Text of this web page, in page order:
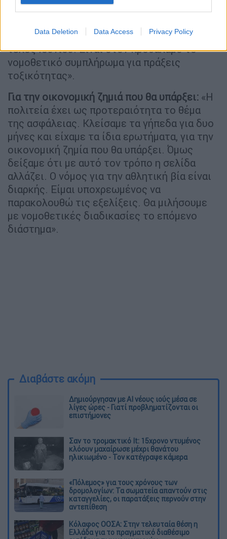
Data Deletion Data Access Privacy Policy
Για να μη ξαναζήσουμε ανάλογες στιγμές:
δυνατότητα και τη βούληση. Θα έρθει νόμος
τέλος Ιουνίου. Είναι στον προθάλαμο το
νομοθετικό συμπλήρωμα για πράξεις
τοξικότητας».
Για την οικονομική ζημιά που θα υπάρξει: «Η
πολιτεία έχει ως προτεραιότητα το θέμα
της ασφάλειας. Κλείσαμε τα γήπεδα για δυο
μήνες και είχαμε τα ίδια ερωτήματα, για την
οικονομική ζημία που θα υπάρξει. Όμως
δείξαμε ότι με αυτό τον τρόπο η σελίδα
αλλάζει. Ο νόμος για την αθλητική βία είναι
διαρκής. Είμαι υποχρεωμένος να
παρακολουθώ τις εξελίξεις. Θα μιλήσουμε
με νομοθετικές διαδικασίες το επόμενο
διάστημα».
Διαβάστε ακόμη
Δημιούργησαν με AI νέους ιούς μέσα σε
λίγες ώρες - Γιατί προβληματίζονται οι
επιστήμονες
Σαν το τρομακτικό It: 15χρονο ντυμένος
κλόουν μαχαίρωσε μέχρι θανάτου
ηλικιωμένο - Τον κατέγραψε κάμερα
«Πόλεμος» για τους χρόνους των
δρομολογίων: Τα σωματεία απαντούν στις
καταγγελίες, οι παρατάξεις περνούν στην
αντεπίθεση
Κόλαφος ΟΟΣΑ: Στην τελευταία θέση η
Ελλάδα για το πραγματικό διαθέσιμο